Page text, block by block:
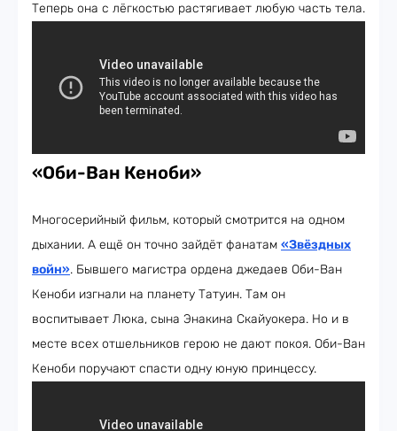
Теперь она с лёгкостью растягивает любую часть тела.
«Оби-Ван Кеноби»
Многосерийный фильм, который смотрится на одном
дыхании. А ещё он точно зайдёт фанатам «Звёздных
войн». Бывшего магистра ордена джедаев Оби-Ван
Кеноби изгнали на планету Татуин. Там он
воспитывает Люка, сына Энакина Скайуокера. Но и в
месте всех отшельников герою не дают покоя. Оби-Ван
Кеноби поручают спасти одну юную принцессу.